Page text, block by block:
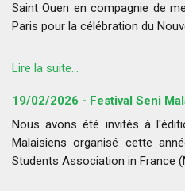
Saint Ouen en compagnie de
Paris pour la célébration du
Lire la suite...
19/02/2026 - Festival Seni
Nous avons été invités à
Malaisiens organisé cette
Students Association in France